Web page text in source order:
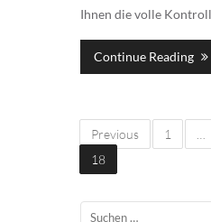
Ihnen die volle
Continue Reading
Previous 1
18